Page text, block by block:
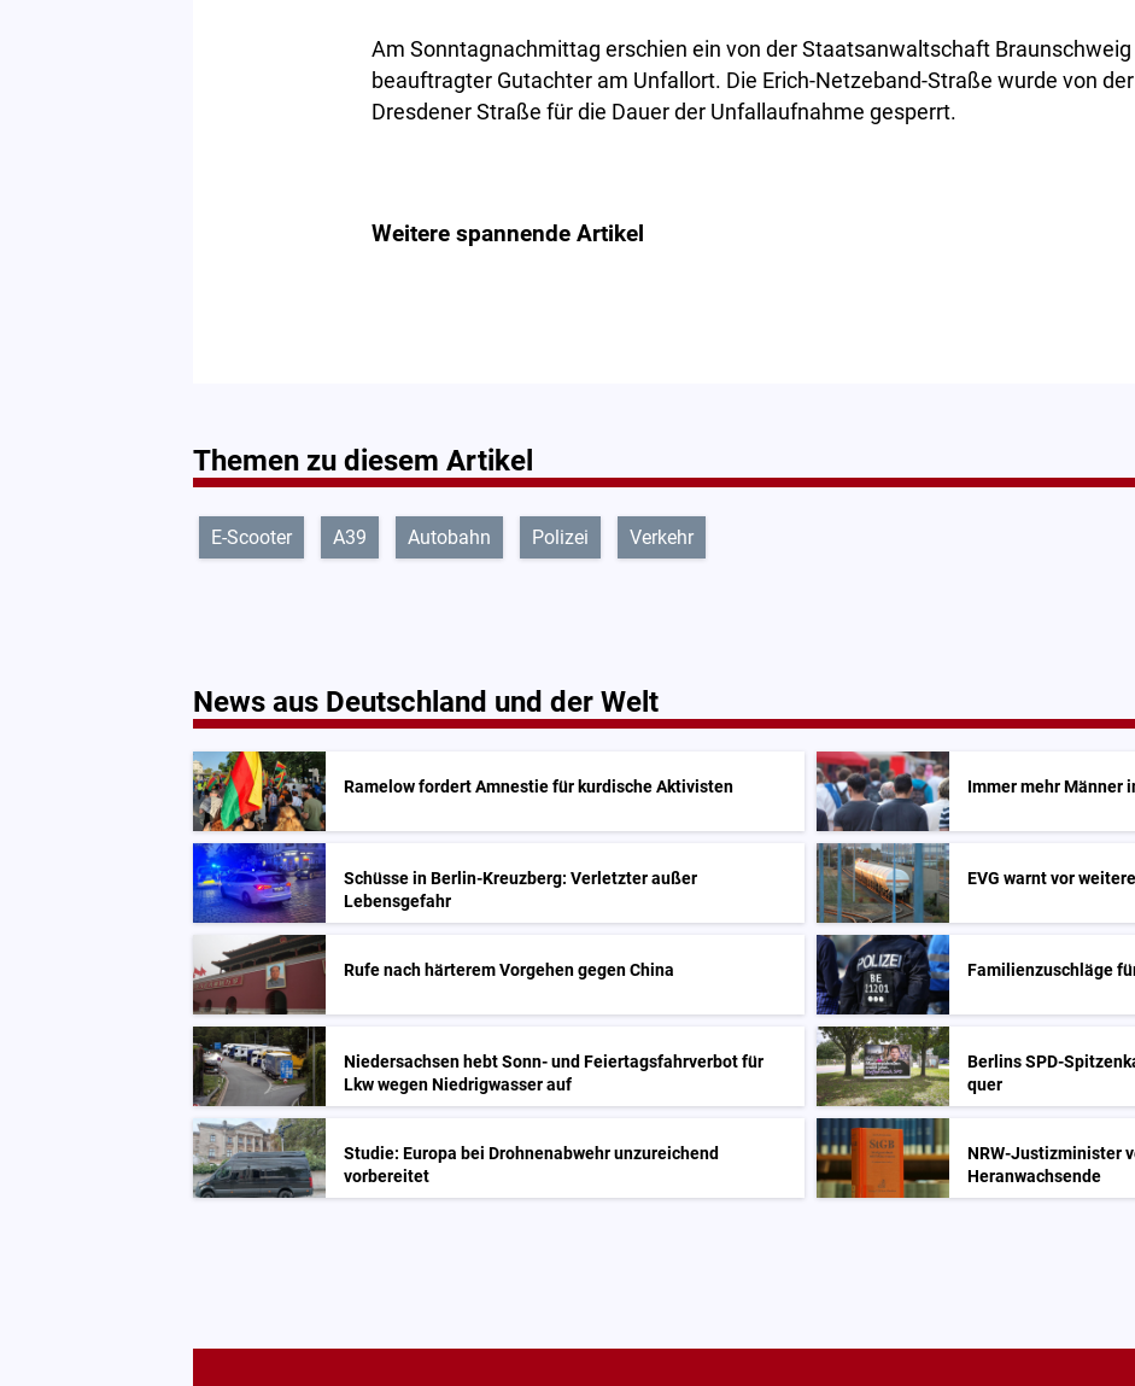
Am Sonntagnachmittag erschien ein von der Staatsanwaltschaft Braunschweig
beauftragter Gutachter am Unfallort. Die Erich-Netzeband-Straße wurde von
Dresdener Straße für die Dauer der Unfallaufnahme gesperrt.
Weitere spannende Artikel
Themen zu diesem Artikel
E-Scooter A39 Autobahn Polizei Verkehr
News aus Deutschland und der Welt
Ramelow fordert Amnestie für kurdische Aktivisten Immer mehr Männer
Schüsse in Berlin-Kreuzberg: Verletzter außer
Lebensgefahr
EVG warnt vor
Rufe nach härterem Vorgehen gegen China Familienzuschläge
Niedersachsen hebt Sonn- und Feiertagsfahrverbot für
Lkw wegen Niedrigwasser auf
Berlins SPD-
quer
Studie: Europa bei Drohnenabwehr unzureichend
vorbereitet
NRW-Justizminister
Heranwachsende